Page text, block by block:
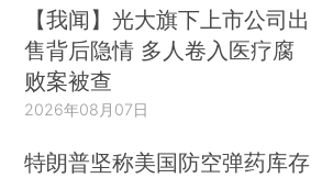
【我闻】光大旗下上市公司出
售背后隐情 多人卷入医疗腐
败案被查
2026年08月07日
特朗普坚称美国防空弹药库存